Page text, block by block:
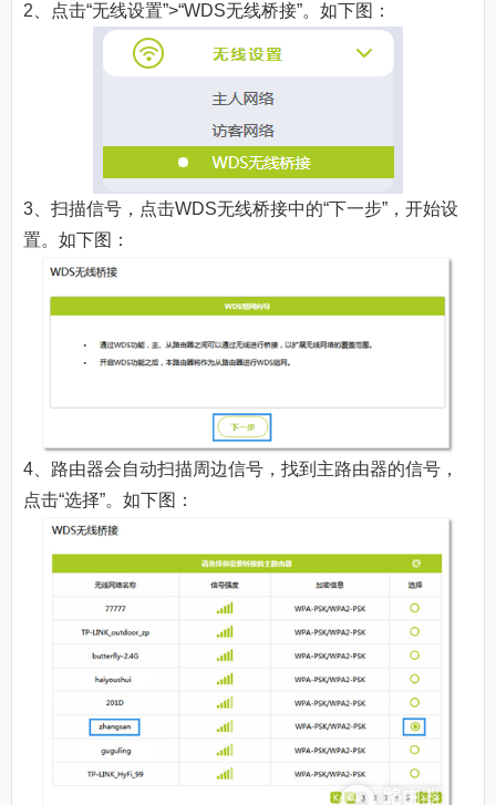
2、点击“无线设置”>“WDS无线桥接”。如下图：
3、扫描信号，点击WDS无线桥接中的“下一步”，开始设
置。如下图：
4、路由器会自动扫描周边信号，找到主路由器的信号，
点击“选择”。如下图：